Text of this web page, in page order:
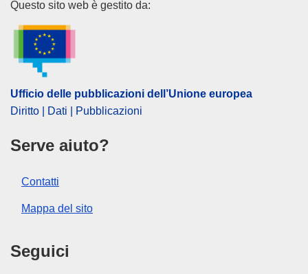
Argomento:
brevetto
,marchio depositato
di accordo
IMMC : DEVE_AD(2013)507953
Ufficio delle pubblicazioni
Questo sito web è gestito da:
Ufficio delle pubblicazioni dell’Unione europea
Diritto | Dati | Pubblicazioni
Serve aiuto?
Contatti
Mappa del sito
Seguici